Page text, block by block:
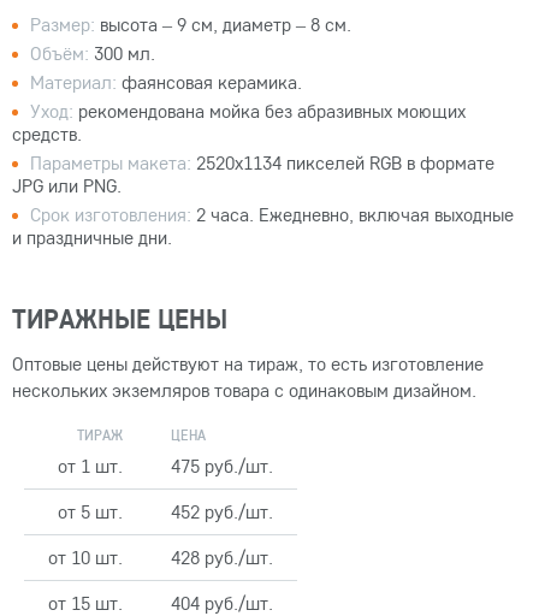
Размер: высота – 9 см, диаметр – 8 см.
Объём: 300 мл.
Материал: фаянсовая керамика.
Уход: рекомендована мойка без абразивных моющих
средств.
Параметры макета: 2520x1134 пикселей RGB в формате
JPG или PNG.
Срок изготовления: 2 часа. Ежедневно, включая выходные
и праздничные дни.
ТИРАЖНЫЕ ЦЕНЫ
Оптовые цены действуют на тираж, то есть изготовление
нескольких экземляров товара с одинаковым дизайном.
ТИРАЖ ЦЕНА
от 1 шт.
475 руб./шт.
от 5 шт.
452 руб./шт.
от 10 шт.
428 руб./шт.
от 15 шт.
404 руб./шт.